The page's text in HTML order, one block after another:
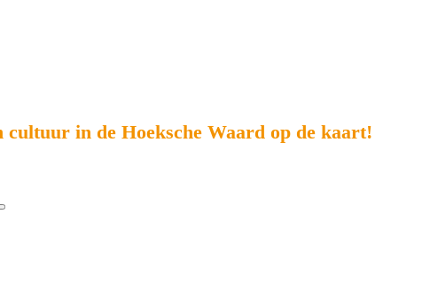
cultuur in de Hoeksche Waard op de kaart!